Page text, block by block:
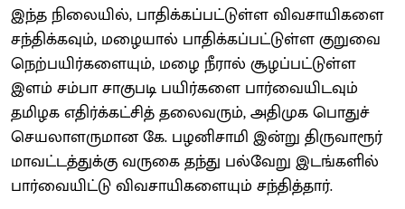
இந்த நிலையில், பாதிக்கப்பட்டுள்ள விவசாயிகளை
சந்திக்கவும், மழையால் பாதிக்கப்பட்டுள்ள குறுவை
நெற்பயிர்களையும், மழை நீரால் சூழப்பட்டுள்ள
இளம் சம்பா சாகுபடி பயிர்களை பார்வையிடவும்
தமிழக எதிர்க்கட்சித் தலைவரும், அதிமுக பொதுச்
செயலாளருமான கே. பழனிசாமி இன்று திருவாரூர்
மாவட்டத்துக்கு வருகை தந்து பல்வேறு இடங்களில்
பார்வையிட்டு விவசாயிகளையும் சந்தித்தார்.